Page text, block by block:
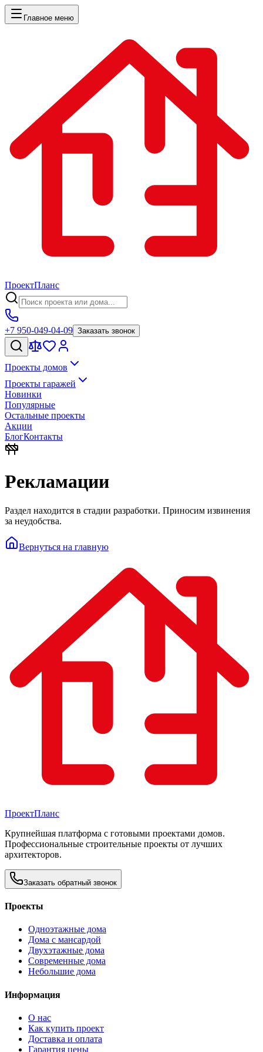
Главное меню
ПроектПланс
+7 950-049-04-09 Заказать звонок
Проекты домов
Проекты гаражей
Новинки
Популярные
Остальные проекты
Акции
БлогКонтакты
Рекламации
Раздел находится в стадии разработки. Приносим извинения
за неудобства.
Вернуться на главную
ПроектПланс
Крупнейшая платформа с готовыми проектами домов.
Профессиональные строительные проекты от лучших
архитекторов.
Заказать обратный звонок
Проекты
Одноэтажные дома
Дома с мансардой
Двухэтажные дома
Современные дома
Небольшие дома
Информация
О нас
Как купить проект
Доставка и оплата
Гарантия цены